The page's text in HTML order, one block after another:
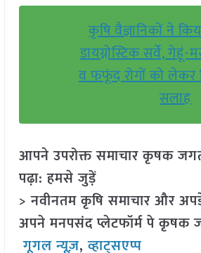
कृषि वैज्ञानिकों ने
डायग्नोस्टिक सर्वे,
व फफूंद रोगों को लेकर
सलाह
आपने उपरोक्त समाचार कृषक
पढ़ा: हमसे जुड़ें
> नवीनतम कृषि समाचार और
अपने मनपसंद प्लेटफॉर्म पे
गूगल न्यूज़,व्हाट्सएप्प